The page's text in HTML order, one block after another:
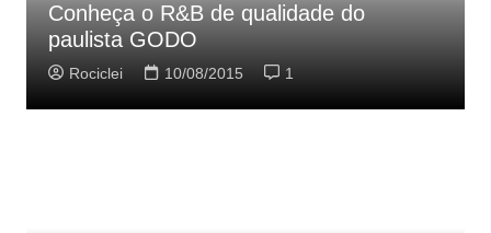
Conheça o R&B de qualidade do
paulista GODO
Rociclei 10/08/2015 1